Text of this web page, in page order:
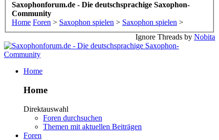
Saxophonforum.de - Die deutschsprachige Saxophon-
Community
Home Foren > Saxophon spielen > Saxophon spielen >
Ignore Threads by Nobita
Home
Home
Direktauswahl
Foren durchsuchen
Themen mit aktuellen Beiträgen
Foren